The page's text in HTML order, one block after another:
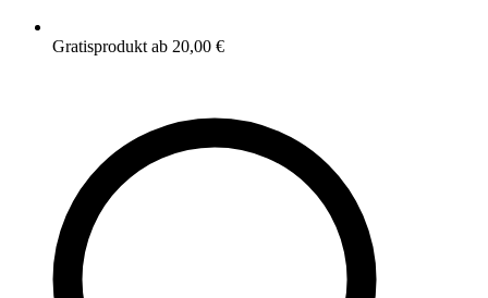
Gratisprodukt ab 20,00 €